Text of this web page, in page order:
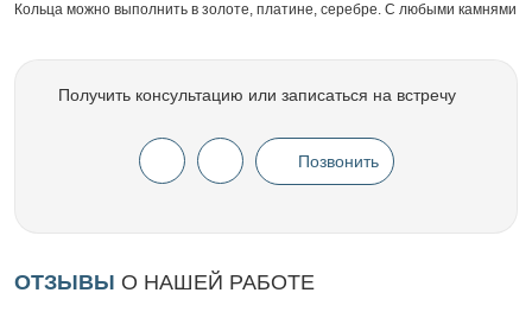
Кольца можно выполнить в золоте, платине, серебре. С любыми камнями
Получить консультацию или записаться на встречу
Позвонить
ОТЗЫВЫ О НАШЕЙ РАБОТЕ